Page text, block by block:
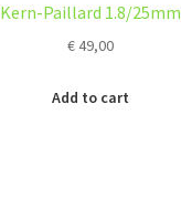
Kern-Paillard 1.8/25mm
€49,00
Add to cart